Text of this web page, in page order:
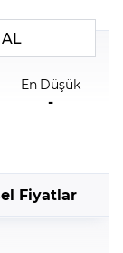
AL
En Düşük
-
Fiyatlar